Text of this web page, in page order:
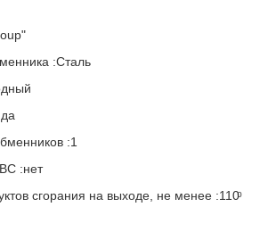
:Сталь
:1
:нет
сгорания на выходе, не менее :110ͦ